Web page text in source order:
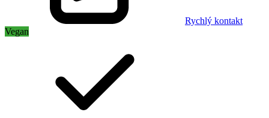
Rychlý kontakt
Vegan